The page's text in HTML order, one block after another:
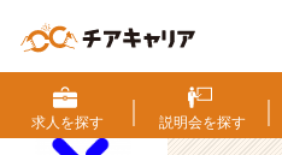
ン
パ
ワ
求人を探す 説明会を探す